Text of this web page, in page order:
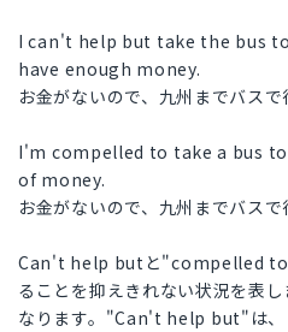
I can't help but take the bus
have enough money.
お金がないので、九州までバスで
I'm compelled to take a bus
of money.
お金がないので、九州までバスで
Can't help butと"compelled to"
ることを抑えきれない状況を表
なります。"Can't help but"は、